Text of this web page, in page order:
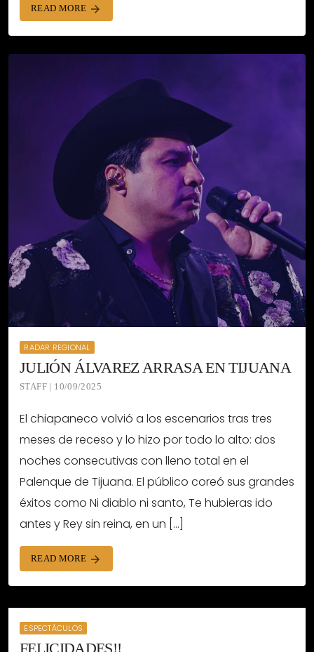
READ MORE arrow_forward
RADAR REGIONAL
JULIÓN ÁLVAREZ ARRASA EN TIJUANA
STAFF | 10/09/2025
El chiapaneco volvió a los escenarios tras tres
meses de receso y lo hizo por todo lo alto: dos
noches consecutivas con lleno total en el
Palenque de Tijuana. El público coreó sus grandes
éxitos como Ni diablo ni santo, Te hubieras ido
antes y Rey sin reina, en un […]
READ MORE arrow_forward
ESPECTÁCULOS
FELICIDADES!!